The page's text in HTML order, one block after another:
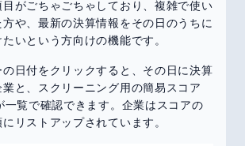
目がごちゃごちゃしており、複雑で使い
や、最新の決算情報をその日のうちに
いという方向けの機能です。
日付をクリックすると、その日に決算
と、スクリーニング用の簡易スコア
一覧で確認できます。企業はスコアの
リストアップされています。